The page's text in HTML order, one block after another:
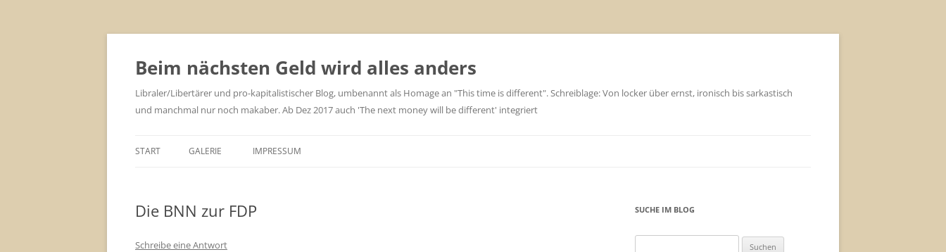
Zum
springen
Beim nächsten Geld wird alles anders
Libraler/Libertärer und pro-kapitalistischer Blog, umbenannt als Homage an "This time is different". Schreiblage: Von locker über ernst, ironisch bis sarkastisch
und manchmal nur noch makaber. Ab Dez 2017 auch 'The next money will be different' integriert
START GALERIE IMPRESSUM
Die BNN zur FDP
Schreibe eine Antwort
SUCHE IM BLOG